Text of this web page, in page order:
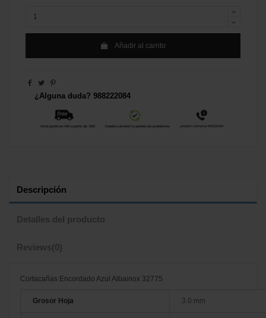
Añadir al carrito
¿Alguna duda? 988222084
Descripción
Detalles del producto
Reviews(0)
Cortacañas Encordado Azul Albainox 32775
Grosor Hoja 3.0 mm